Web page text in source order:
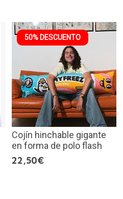
50% DESCUENTO
Cojín hinchable gigante
en forma de polo flash
22,50€